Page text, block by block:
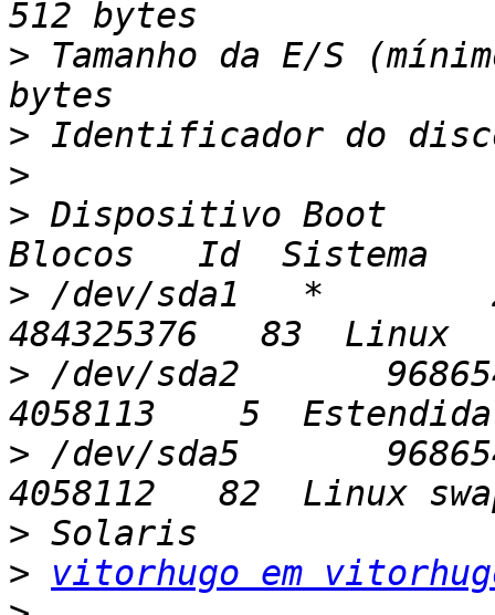
> Tamanho da E/S
>
>
> Dispositivo Boot
> /dev/sda1   *
> /dev/sda2
> /dev/sda5
>
>
vitorhugo em